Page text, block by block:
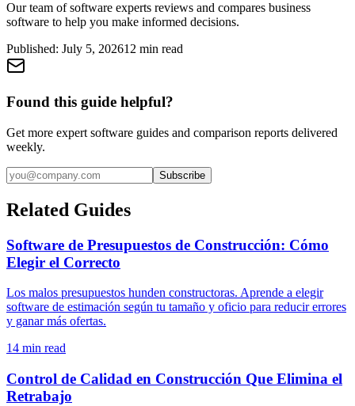
Our team of software experts reviews and compares business
software to help you make informed decisions.
Published: July 5, 202612 min read
Found this guide helpful?
Get more expert software guides and comparison reports delivered
weekly.
Subscribe
Related Guides
Software de Presupuestos de Construcción: Cómo
Elegir el Correcto
Los malos presupuestos hunden constructoras. Aprende a elegir
software de estimación según tu tamaño y oficio para reducir errores
y ganar más ofertas.
14 min read
Control de Calidad en Construcción Que Elimina el
Retrabajo